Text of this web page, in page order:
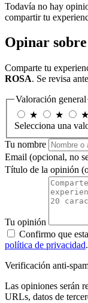
Todavía no hay
compartir tu
Opinar
Comparte tu
ROSA. Se revisa
Valoración general
★
★ ★
Selecciona una
Tu nombre
Email (opcional, no
Título de la opinión
Tu opinión
Confirmo que
política de privacidad.
Verificación anti-
Las opiniones serán
URLs, datos de